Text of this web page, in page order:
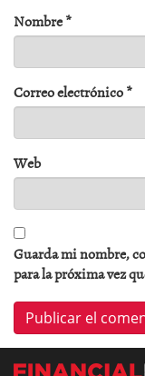
Nombre*
Correo electrónico*
Web
Guarda mi nombre,
para la próxima vez